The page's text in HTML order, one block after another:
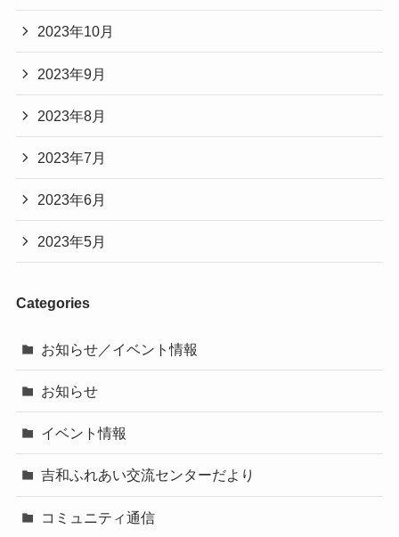
2023年10月
2023年9月
2023年8月
2023年7月
2023年6月
2023年5月
Categories
お知らせ／イベント情報
お知らせ
イベント情報
吉和ふれあい交流センターだより
コミュニティ通信